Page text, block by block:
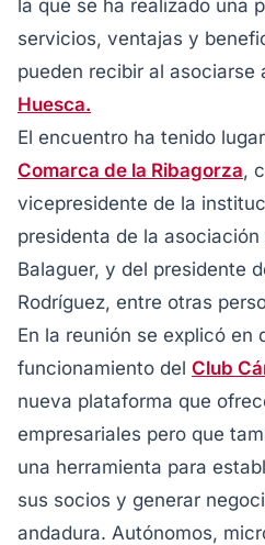
la que se ha realizado una
servicios, ventajas y
pueden recibir al asociarse
Huesca.
El encuentro ha tenido
Comarca de la Ribagorza,
vicepresidente de la
presidenta de la
Balaguer, y del presidente
Rodríguez, entre otras
En la reunión se explicó en
funcionamiento del Club
nueva plataforma que
empresariales pero que
una herramienta para
sus socios y generar
andadura. Autónomos,